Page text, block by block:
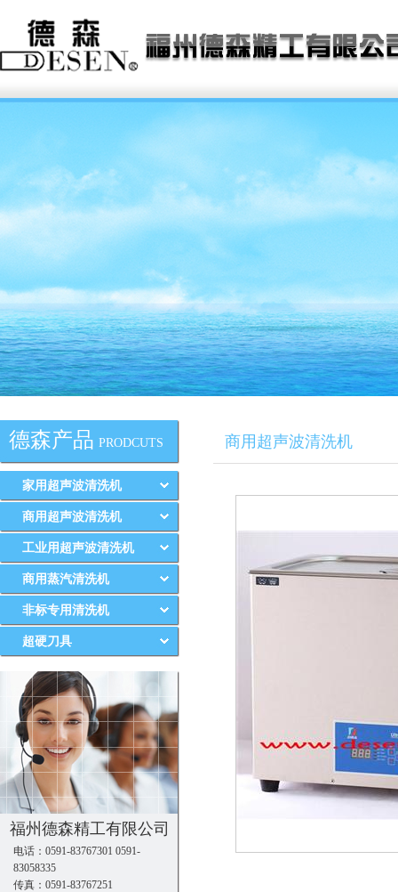
德森产品 PRODCUTS
家用超声波清洗机
商用超声波清洗机
工业用超声波清洗机
商用蒸汽清洗机
非标专用清洗机
超硬刀具
福州德森精工有限公司
电话：0591-83767301 0591-
83058335
传真：0591-83767251
商用超声波清洗机